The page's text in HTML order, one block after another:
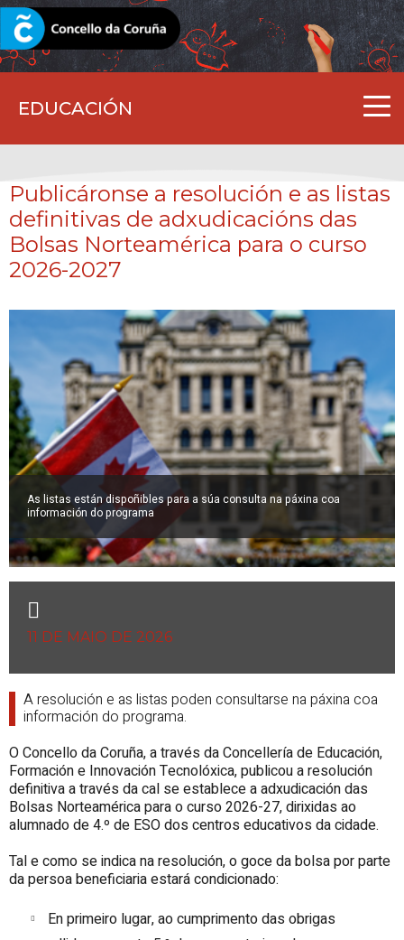
EDUCACIÓN
CORUNA.GAL
Publicáronse a resolución e as listas
definitivas de adxudicacións das
Bolsas Norteamérica para o curso
2026-2027
As listas están dispoñibles para a súa consulta na páxina coa
información do programa
11 DE MAIO DE 2026
A resolución e as listas poden consultarse na páxina coa
información do programa.
O Concello da Coruña, a través da Concellería de Educación,
Formación e Innovación Tecnolóxica, publicou a resolución
definitiva a través da cal se establece a adxudicación das
Bolsas Norteamérica para o curso 2026-27, dirixidas ao
alumnado de 4.º de ESO dos centros educativos da cidade.
Tal e como se indica na resolución, o goce da bolsa por parte
da persoa beneficiaria estará condicionado:
En primeiro lugar, ao cumprimento das obrigas